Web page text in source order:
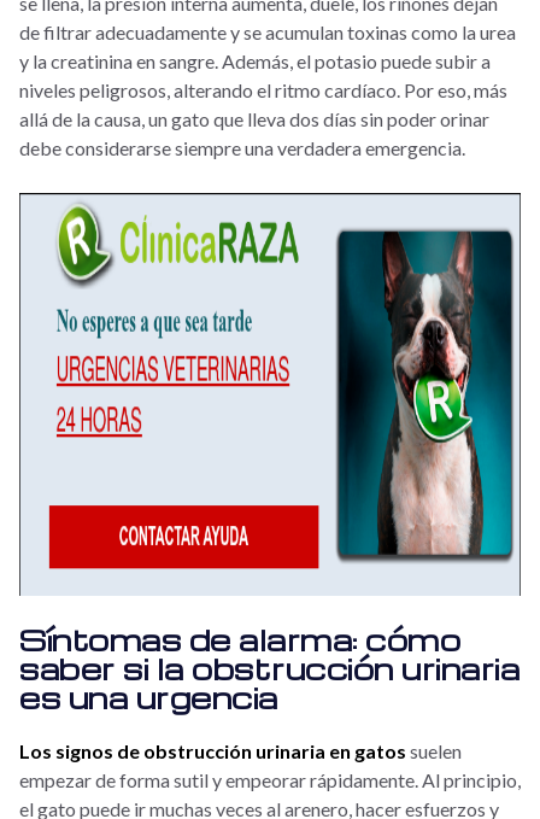
de filtrar adecuadamente y se acumulan toxinas como la urea
y la creatinina en sangre. Además, el potasio puede subir a
niveles peligrosos, alterando el ritmo cardíaco. Por eso, más
allá de la causa, un gato que lleva dos días sin poder orinar
debe considerarse siempre una verdadera emergencia.
Síntomas de alarma: cómo
saber si la obstrucción urinaria
es una urgencia
Los signos de obstrucción urinaria en gatos suelen
empezar de forma sutil y empeorar rápidamente. Al principio,
el gato puede ir muchas veces al arenero, hacer esfuerzos y